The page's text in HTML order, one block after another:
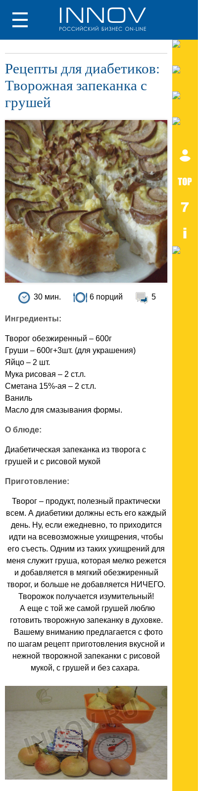
Рецепты для диабетиков:
Творожная запеканка с
грушей
30 мин. 6 порций 5
Ингредиенты:
Творог обезжиренный – 600г
Груши – 600г+3шт. (для украшения)
Яйцо – 2 шт.
Мука рисовая – 2 ст.л.
Сметана 15%-ая – 2 ст.л.
Ваниль
Масло для смазывания формы.
О блюде:
Диабетическая запеканка из творога с
грушей и с рисовой мукой
Приготовление:
Творог – продукт, полезный практически
всем. А диабетики должны есть его каждый
день. Ну, если ежедневно, то приходится
идти на всевозможные ухищрения, чтобы
его съесть. Одним из таких ухищрений для
меня служит груша, которая мелко режется
и добавляется в мягкий обезжиренный
творог, и больше не добавляется НИЧЕГО.
Творожок получается изумительный!
А еще с той же самой грушей люблю
готовить творожную запеканку в духовке.
Вашему вниманию предлагается с фото
по шагам рецепт приготовления вкусной и
нежной творожной запеканки с рисовой
мукой, с грушей и без сахара.